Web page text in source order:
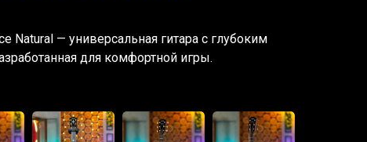
Natural — универсальная гитара с глубоким
для комфортной игры.